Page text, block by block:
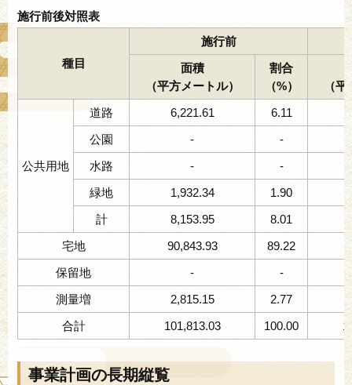
施行前後対照表
種目
施行前
面積
（平方メートル）
割合
（%）
（
公共用地
道路 6,221.61 6.11
公園
- -
水路
- -
緑地
1,932.34
1.90
計
8,153.95 8.01
宅地
90,843.93 89.22
保留地
- -
測量増
2,815.15
2.77
合計
101,813.03 100.00
事業計画の長期縦覧